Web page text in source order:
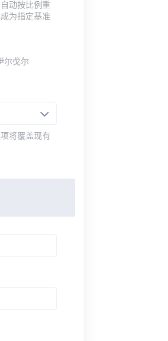
动按比例重
为指定基准
·戈尔
将覆盖现有